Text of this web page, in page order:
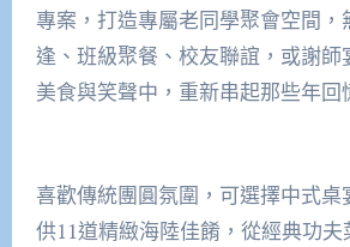
專案，打造專屬老同學聚會空間，
逢、班級聚餐、校友聯誼，或謝師
美食與笑聲中，重新串起那些年回
喜歡傳統團圓氛圍，可選擇中式桌
供11道精緻海陸佳餚，從經典功